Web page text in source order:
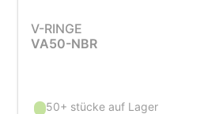
V-RINGE
VA50-NBR
50+ stücke auf Lager